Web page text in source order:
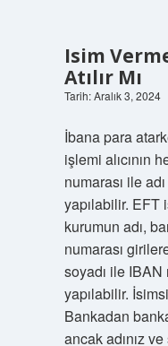
Isim
Atılır Mı
Tarih: Aralık 3, 2024
İbana para
işlemi alıcının
numarası ile
yapılabilir. EFT
kurumun adı,
numarası
soyadı ile
yapılabilir.
Bankadan
ancak adınız ve